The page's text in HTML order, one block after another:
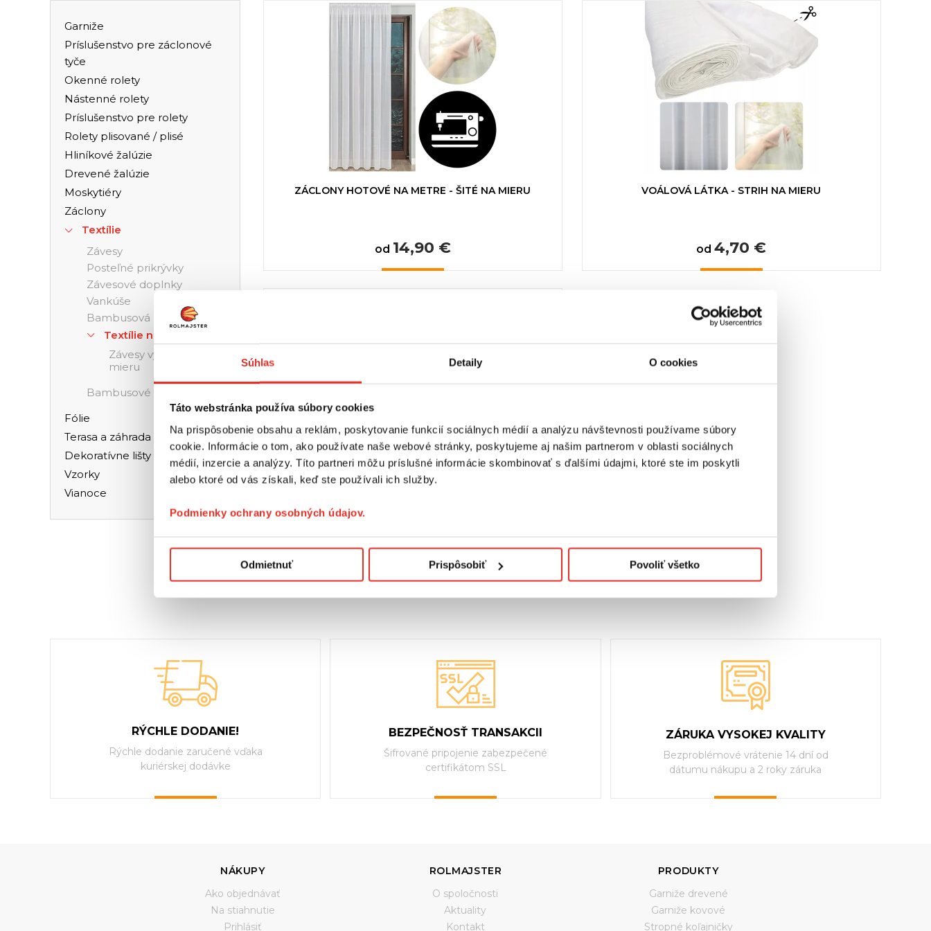
Súhlas Detaily O cookies
Táto webstránka používa súbory cookies
Na prispôsobenie obsahu a reklám, poskytovanie funkcií sociálnych médií a analýzu návštevnosti používame súbory
cookie. Informácie o tom, ako používate naše webové stránky, poskytujeme aj našim partnerom v oblasti sociálnych
médií, inzercie a analýzy. Títo partneri môžu príslušné informácie skombinovať s ďalšími údajmi, ktoré ste im poskytli
alebo ktoré od vás získali, keď ste používali ich služby.
Podmienky ochrany osobných údajov.
Odmietnuť Prispôsobiť Povoliť všetko
Garniže
Príslušenstvo pre záclonové
tyče
Okenné rolety
Nástenné rolety
Príslušenstvo pre rolety
Rolety plisované / plisé
Hliníkové žalúzie
Drevené žalúzie
Moskytiéry
Záclony
Textílie
Závesy
Posteľné prikrývky
Závesové doplnky
Vankúše
Bambusová podložka
Textílie na mieru
Závesy vyrobené na
mieru
Bambusové produkty
Fólie
Terasa a záhrada
Dekoratívne lišty
Vzorky
Vianoce
ZÁCLONY HOTOVÉ NA METRE - ŠITÉ NA MIERU
od 14,90 €
VOÁLOVÁ LÁTKA - STRIH NA MIERU
od4,70 €
ZÁVESY HOTOVÉ NA METRÁŽ - VYROBENÉ NA MIERU
od39,00 €
RÝCHLE DODANIE!
Rýchle dodanie zaručené vďaka
kuriérskej dodávke
BEZPEČNOSŤ TRANSAKCII
Šifrované pripojenie zabezpečené
certifikátom SSL
ZÁRUKA VYSOKEJ KVALITY
Bezproblémové vrátenie 14 dní od
dátumu nákupu a 2 roky záruka
NÁKUPY
Ako objednávať
Na stiahnutie
Prihlásiť
ROLMAJSTER
O spoločnosti
Aktuality
Kontakt
PRODUKTY
Garniže drevené
Garniže kovové
Stropné koľajničky